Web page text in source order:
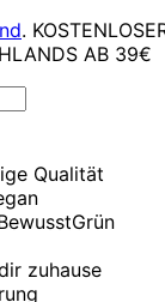
.
AB 39€
Qualität
zuhause